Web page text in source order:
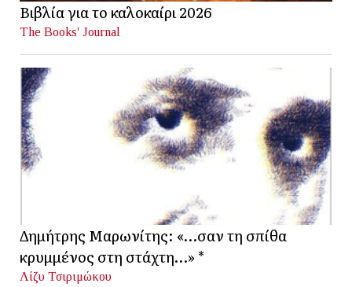
Βιβλία για το καλοκαίρι 2026
The Books' Journal
Δημήτρης Μαρωνίτης: «…σαν τη σπίθα
κρυμμένος στη στάχτη…» *
Λίζυ Τσιριμώκου